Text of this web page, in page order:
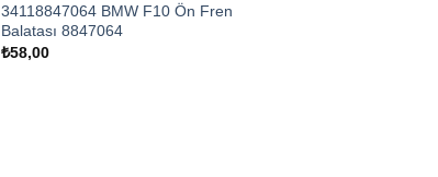
34118847064 BMW F10 Ön Fren
Balatası 8847064
₺58,00